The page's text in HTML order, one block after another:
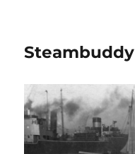
Steambuddy